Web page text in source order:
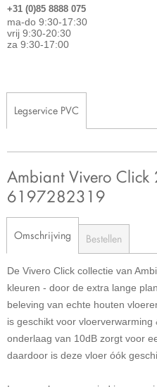
+31 (0)85 8888 075
ma-do 9:30-17:30
vrij 9:30-20:30
za 9:30-17:00
Legservice PVC
Ambiant Vivero
6197282319
Omschrijving Bestellen
De Vivero Click collectie van
kleuren - door de extra lange
beleving van echte houten
is geschikt voor
onderlaag van 10dB zorgt voor
daardoor is deze vloer óók